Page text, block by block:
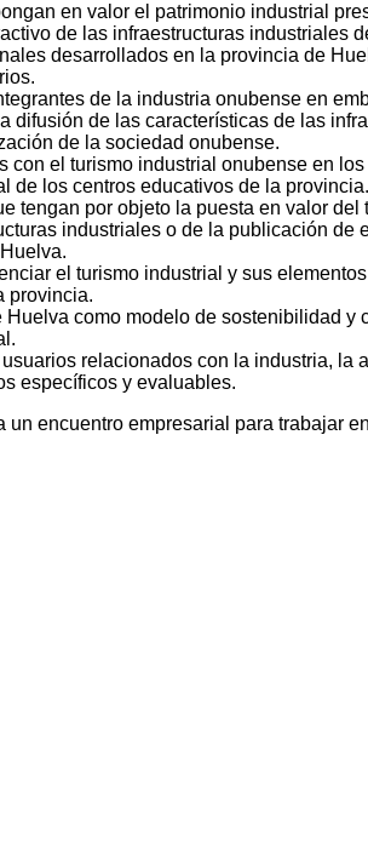
en valor el patrimonio industrial
de las infraestructuras industriales
desarrollados en la provincia de
de la industria onubense en
difusión de las características de las
de la sociedad onubense.
con el turismo industrial onubense en
de los centros educativos de la provincia.
tengan por objeto la puesta en valor
industriales o de la publicación de
el turismo industrial y sus
provincia.
como modelo de sostenibilidad y
relacionados con la industria, la
específicos y evaluables.
encuentro empresarial para trabajar